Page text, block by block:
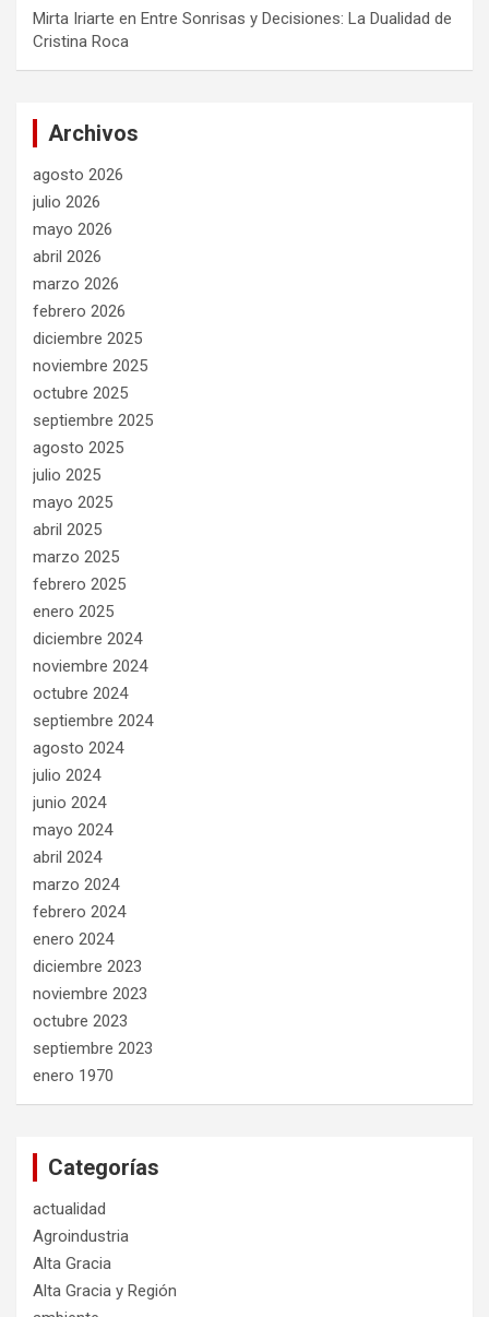
Mirta Iriarte en Entre Sonrisas y Decisiones: La Dualidad de
Cristina Roca
Archivos
agosto 2026
julio 2026
mayo 2026
abril 2026
marzo 2026
febrero 2026
diciembre 2025
noviembre 2025
octubre 2025
septiembre 2025
agosto 2025
julio 2025
mayo 2025
abril 2025
marzo 2025
febrero 2025
enero 2025
diciembre 2024
noviembre 2024
octubre 2024
septiembre 2024
agosto 2024
julio 2024
junio 2024
mayo 2024
abril 2024
marzo 2024
febrero 2024
enero 2024
diciembre 2023
noviembre 2023
octubre 2023
septiembre 2023
enero 1970
Categorías
actualidad
Agroindustria
Alta Gracia
Alta Gracia y Región